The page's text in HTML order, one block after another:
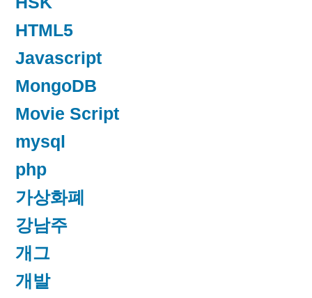
HTML5
Javascript
MongoDB
Movie Script
mysql
php
가상화폐
강남주
개그
개발